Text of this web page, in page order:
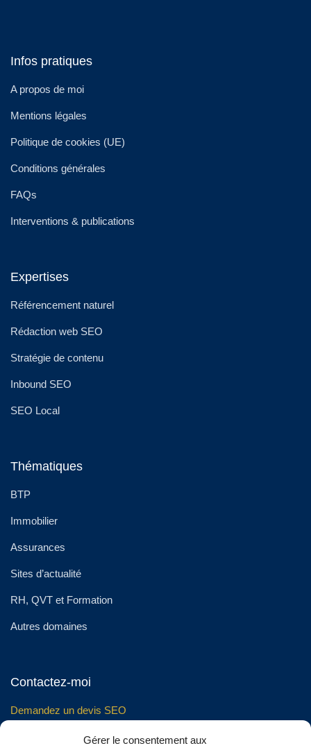
Gérer le consentement aux
Infos pratiques
A propos de moi
Mentions légales
Politique de cookies (UE)
Conditions générales
FAQs
Interventions & publications
Expertises
Référencement naturel
Rédaction web SEO
Stratégie de contenu
Inbound SEO
SEO Local
Thématiques
BTP
Immobilier
Assurances
Sites d’actualité
RH, QVT et Formation
Autres domaines
Contactez-moi
Demandez un devis SEO
07 49 51 52 90